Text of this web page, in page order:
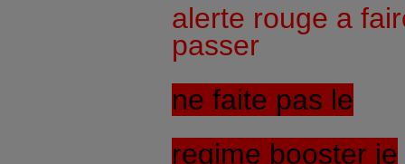
alerte rouge a
passer
ne faite pas le
regime booster je